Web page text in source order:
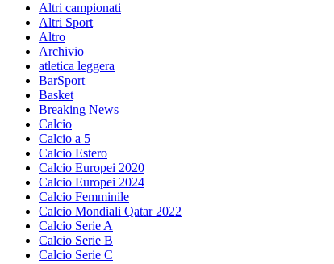
Altri campionati
Altri Sport
Altro
Archivio
atletica leggera
BarSport
Basket
Breaking News
Calcio
Calcio a 5
Calcio Estero
Calcio Europei 2020
Calcio Europei 2024
Calcio Femminile
Calcio Mondiali Qatar 2022
Calcio Serie A
Calcio Serie B
Calcio Serie C